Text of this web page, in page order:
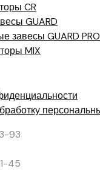
CR
GUARD
завесы GUARD PRO
MIX
93
45